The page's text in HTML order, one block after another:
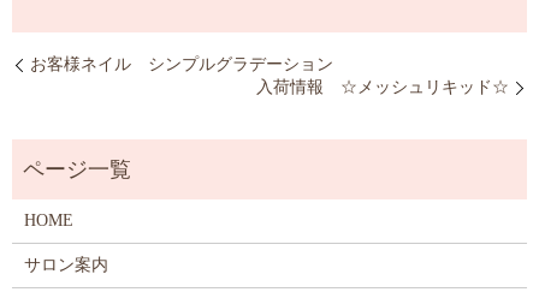
お客様ネイル シンプルグラデーション
入荷情報 ☆メッシュリキッド☆
HOME
サロン案内